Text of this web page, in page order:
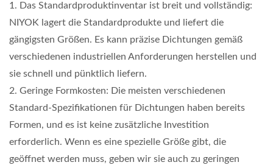
1. Das Standardproduktinventar ist breit und vollständig:
NIYOK lagert die Standardprodukte und liefert die
gängigsten Größen. Es kann präzise Dichtungen gemäß
verschiedenen industriellen Anforderungen herstellen und
sie schnell und pünktlich liefern.
2. Geringe Formkosten: Die meisten verschiedenen
Standard-Spezifikationen für Dichtungen haben bereits
Formen, und es ist keine zusätzliche Investition
erforderlich. Wenn es eine spezielle Größe gibt, die
geöffnet werden muss, geben wir sie auch zu geringen